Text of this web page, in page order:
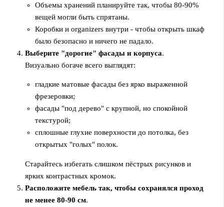
Объемы хранений планируйте так, чтобы 80-90%
вещей могли быть спрятаны.
Коробки и organizers внутри - чтобы открыть шкаф
было безопасно и ничего не падало.
Выберите "дорогие" фасады и корпуса.
Визуально богаче всего выглядят:
гладкие матовые фасады без ярко выраженной
фрезеровки;
фасады "под дерево" с крупной, но спокойной
текстурой;
сплошные глухие поверхности до потолка, без
открытых "голых" полок.
Старайтесь избегать слишком пёстрых рисунков и
ярких контрастных кромок.
Расположите мебель так, чтобы сохранялся проход
не менее 80-90 см.